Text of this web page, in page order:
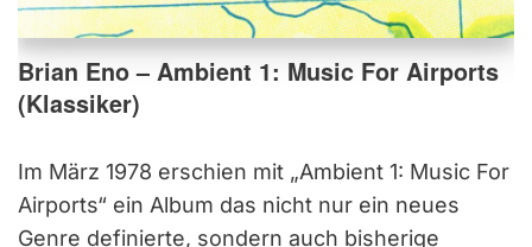
Brian Eno – Ambient 1: Music For Airports
(Klassiker)
Im März 1978 erschien mit „Ambient 1: Music For
Airports“ ein Album das nicht nur ein neues
Genre definierte, sondern auch bisherige